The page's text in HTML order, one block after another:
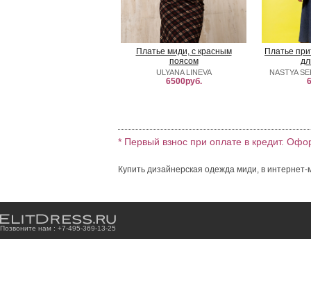
Платье миди, с красным
поясом
ULYANA LINEVA
6500руб.
Платье
NASTYA
* Первый взнос при оплате в кредит.
Купить дизайнерская одежда миди, в интернет-
Позвоните нам : +7-495-369-13-25